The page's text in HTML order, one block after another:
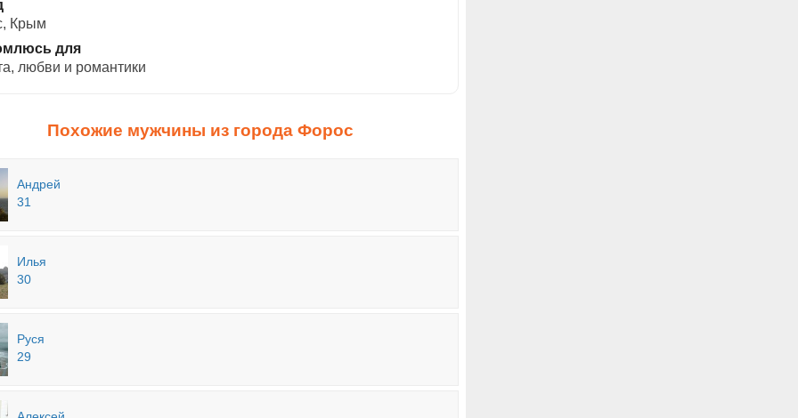
Крым
для
любви и романтики
Похожие мужчины из города Форос
Андрей
31
Илья
30
Руся
29